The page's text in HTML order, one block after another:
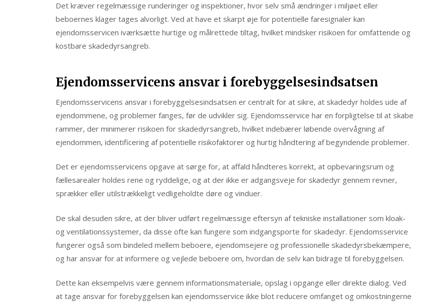
Det kræver regelmæssige runderinger og inspektioner, hvor selv små ændringer i miljøet eller
beboernes klager tages alvorligt. Ved at have et skarpt øje for potentielle faresignaler kan
ejendomsservicen iværksætte hurtige og målrettede tiltag, hvilket mindsker risikoen for omfattende og
kostbare skadedyrsangreb.
Ejendomsservicens ansvar i forebyggelsesindsatsen
Ejendomsservicens ansvar i forebyggelsesindsatsen er centralt for at sikre, at skadedyr holdes ude af
ejendommene, og problemer fanges, før de udvikler sig. Ejendomsservice har en forpligtelse til at skabe
rammer, der minimerer risikoen for skadedyrsangreb, hvilket indebærer løbende overvågning af
ejendommen, identificering af potentielle risikofaktorer og hurtig håndtering af begyndende problemer.
Det er ejendomsservicens opgave at sørge for, at affald håndteres korrekt, at opbevaringsrum og
fællesarealer holdes rene og ryddelige, og at der ikke er adgangsveje for skadedyr gennem revner,
sprækker eller utilstrækkeligt vedligeholdte døre og vinduer.
De skal desuden sikre, at der bliver udført regelmæssige eftersyn af tekniske installationer som kloak-
og ventilationssystemer, da disse ofte kan fungere som indgangsporte for skadedyr. Ejendomsservice
fungerer også som bindeled mellem beboere, ejendomsejere og professionelle skadedyrsbekæmpere,
og har ansvar for at informere og vejlede beboere om, hvordan de selv kan bidrage til forebyggelsen.
Dette kan eksempelvis være gennem informationsmateriale, opslag i opgange eller direkte dialog. Ved
at tage ansvar for forebyggelsen kan ejendomsservice ikke blot reducere omfanget og omkostningerne